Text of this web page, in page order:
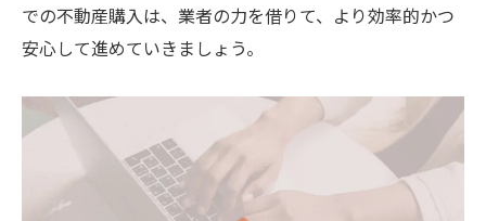
での不動産購入は、業者の力を借りて、より効率的かつ
安心して進めていきましょう。